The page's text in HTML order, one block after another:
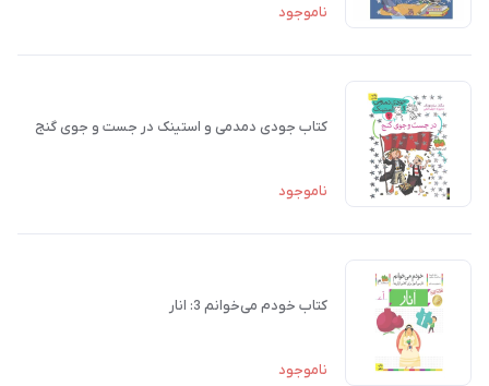
ناموجود
کتاب جودی دمدمی و استینک در جست و جوی گنج
ناموجود
کتاب خودم می‌خوانم 3: انار
ناموجود